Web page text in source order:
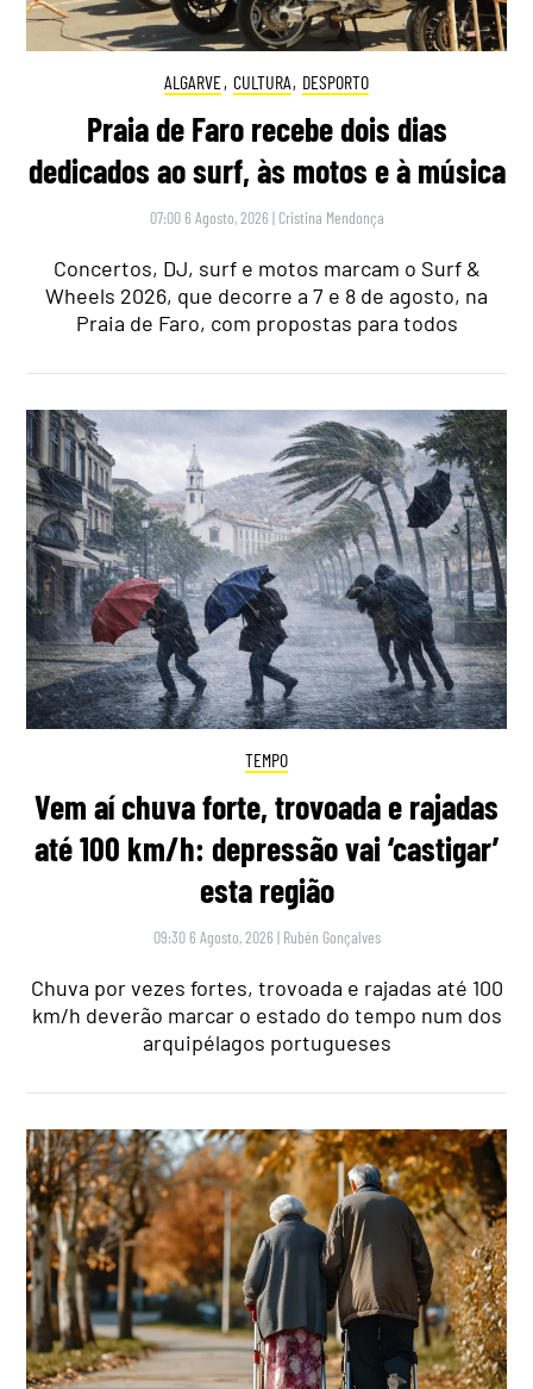
ALGARVE, CULTURA, DESPORTO
Praia de Faro recebe dois dias
dedicados ao surf, às motos e à música
07:00 6 Agosto, 2026 | Cristina Mendonça
Concertos, DJ, surf e motos marcam o Surf &
Wheels 2026, que decorre a 7 e 8 de agosto, na
Praia de Faro, com propostas para todos
TEMPO
Vem aí chuva forte, trovoada e rajadas
até 100 km/h: depressão vai ‘castigar’
esta região
09:30 6 Agosto, 2026 | Rubén Gonçalves
Chuva por vezes fortes, trovoada e rajadas até 100
km/h deverão marcar o estado do tempo num dos
arquipélagos portugueses